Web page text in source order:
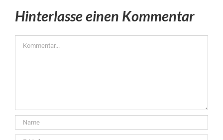
Hinterlasse einen Kommentar